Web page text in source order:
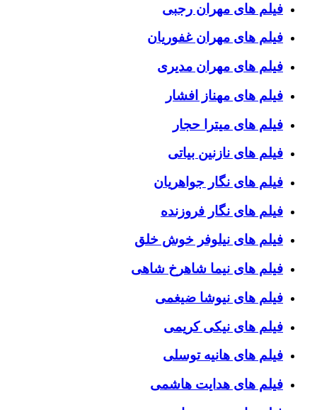
فیلم های مهران رجبی
فیلم های مهران غفوریان
فیلم های مهران مدیری
فیلم های مهناز افشار
فیلم های میترا حجار
فیلم های نازنین بیاتی
فیلم های نگار جواهریان
فیلم های نگار فروزنده
فیلم های نیلوفر خوش خلق
فیلم های نیما شاهرخ شاهی
فیلم های نیوشا ضیغمی
فیلم های نیکی کریمی
فیلم های هانیه توسلی
فیلم های هدایت هاشمی